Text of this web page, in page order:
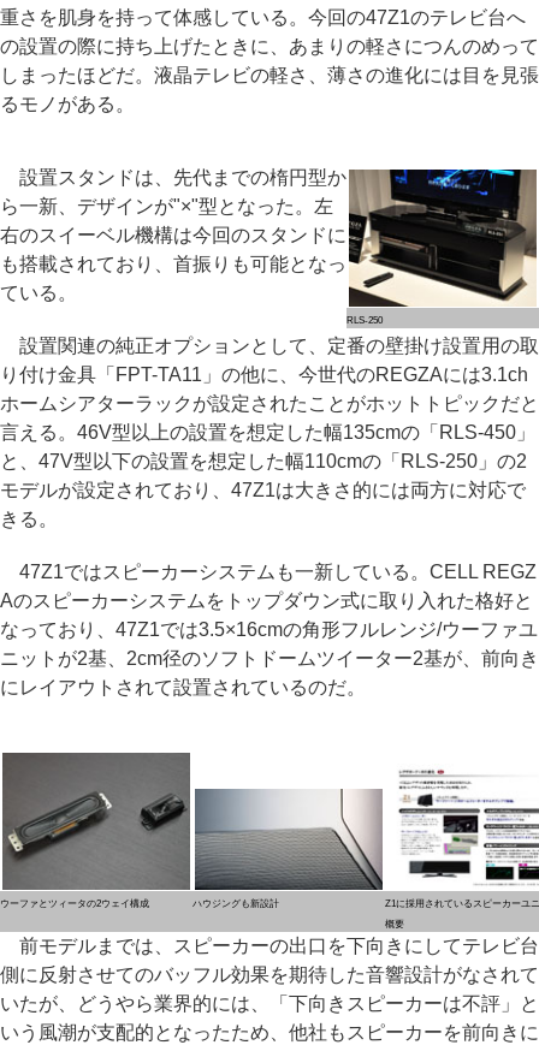
重さを肌身を持って体感している。今回の47Z1のテレビ台へ
の設置の際に持ち上げたときに、あまりの軽さにつんのめって
しまったほどだ。液晶テレビの軽さ、薄さの進化には目を見張
るモノがある。
RLS-250
設置スタンドは、先代までの楕円型か
ら一新、デザインが"×"型となった。左
右のスイーベル機構は今回のスタンドに
も搭載されており、首振りも可能となっ
ている。
設置関連の純正オプションとして、定番の壁掛け設置用の取
り付け金具「FPT-TA11」の他に、今世代のREGZAには3.1ch
ホームシアターラックが設定されたことがホットトピックだと
言える。46V型以上の設置を想定した幅135cmの「RLS-450」
と、47V型以下の設置を想定した幅110cmの「RLS-250」の2
モデルが設定されており、47Z1は大きさ的には両方に対応で
きる。
47Z1ではスピーカーシステムも一新している。CELL REGZ
Aのスピーカーシステムをトップダウン式に取り入れた格好と
なっており、47Z1では3.5×16cmの角形フルレンジ/ウーファユ
ニットが2基、2cm径のソフトドームツイーター2基が、前向き
にレイアウトされて設置されているのだ。
ウーファとツィータの2ウェイ構成 ハウジングも新設計
Z1に採用されているスピーカーユ
概要
前モデルまでは、スピーカーの出口を下向きにしてテレビ台
側に反射させてのバッフル効果を期待した音響設計がなされて
いたが、どうやら業界的には、「下向きスピーカーは不評」と
いう風潮が支配的となったため、他社もスピーカーを前向きに